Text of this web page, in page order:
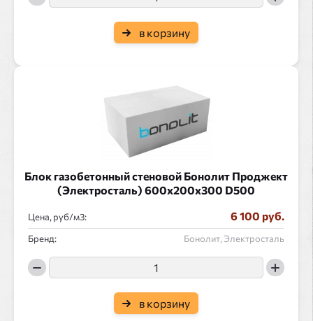
в корзину
Блок газобетонный стеновой Бонолит Проджект
(Электросталь) 600x200x300 D500
Цена, руб/ : 6 100 руб.
Бренд: Бонолит, Электросталь
в корзину